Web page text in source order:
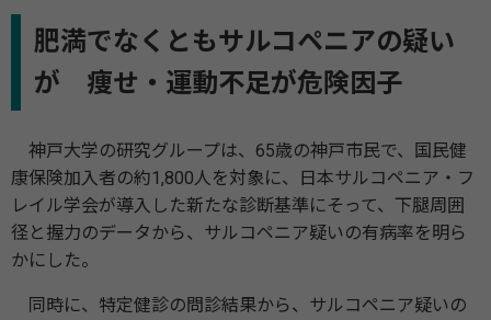
肥満でなくともサルコペニアの疑い
が 痩せ・運動不足が危険因子
神戸大学の研究グループは、65歳の神戸市民で、国民健
康保険加入者の約1,800人を対象に、日本サルコペニア・フ
レイル学会が導入した新たな診断基準にそって、下腿周囲
径と握力のデータから、サルコペニア疑いの有病率を明ら
かにした。
同時に、特定健診の問診結果から、サルコペニア疑いの